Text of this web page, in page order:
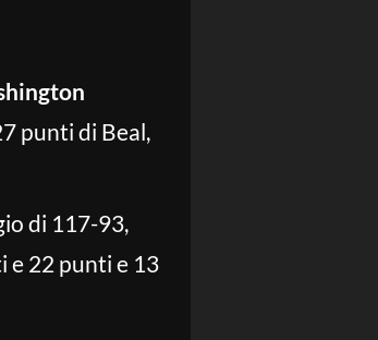
punti di Beal,
di 117-93,
e 22 punti e 13